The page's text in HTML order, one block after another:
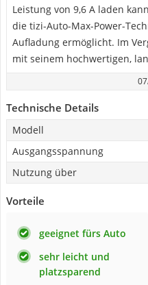
Leistung von 9,6 A laden
die tizi-Auto-Max-Power-
Aufladung ermöglicht. Im
mit seinem hochwertigen,
Technische Details
Modell
Ausgangsspannung
Nutzung über
Vorteile
geeignet fürs Auto
sehr leicht und
platzsparend